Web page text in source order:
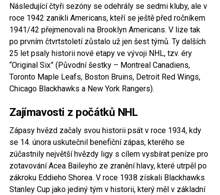
Následující čtyři sezóny se odehrály se sedmi kluby, ale v
roce 1942 zanikli Americans, kteří se ještě před ročníkem
1941/42 přejmenovali na Brooklyn Americans. V lize tak
po prvním čtvrtstoletí zůstalo už jen šest týmů. Ty dalších
25 let psaly historii nové etapy ve vývoji NHL, tzv. éry
“Original Six” (Původní šestky – Montreal Canadiens,
Toronto Maple Leafs, Boston Bruins, Detroit Red Wings,
Chicago Blackhawks a New York Rangers).
Zajímavosti z počátků NHL
Zápasy hvězd začaly svou historii psát v roce 1934, kdy
se 14. února uskutečnil benefiční zápas, kterého se
zúčastnily největší hvězdy ligy s cílem vysbírat peníze pro
zotavování Acea Baileyho ze zranění hlavy, které utrpěl po
zákroku Eddieho Shorea. V roce 1938 získali Blackhawks
Stanley Cup jako jediný tým v historii, který měl v základní